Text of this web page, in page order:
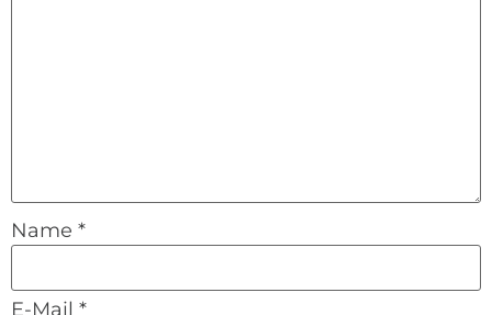
Name *
E-Mail *